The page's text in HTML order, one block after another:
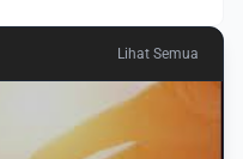
Lihat Semua